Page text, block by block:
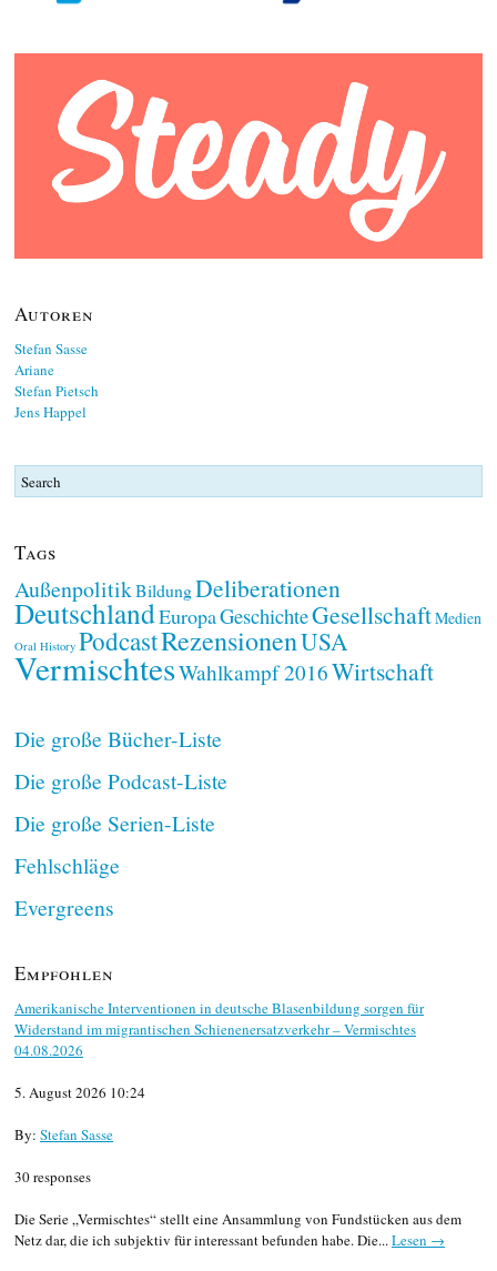
Autoren
Stefan Sasse
Ariane
Stefan Pietsch
Jens Happel
Tags
AußenpolitikBildungDeliberationen
DeutschlandEuropaGeschichteGesellschaftMedien
Oral History PodcastRezensionenUSA
VermischtesWahlkampf 2016Wirtschaft
Die große Bücher-Liste
Die große Podcast-Liste
Die große Serien-Liste
Fehlschläge
Evergreens
Empfohlen
Amerikanische Interventionen in deutsche Blasenbildung sorgen für
Widerstand im migrantischen Schienenersatzverkehr – Vermischtes
04.08.2026
5. August 2026 10:24
By: Stefan Sasse
30 responses
Die Serie „Vermischtes“ stellt eine Ansammlung von Fundstücken aus dem
Netz dar, die ich subjektiv für interessant befunden habe. Die...Lesen →